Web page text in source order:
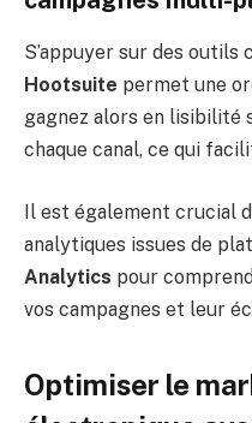
S’appuyer sur des outils
Hootsuite permet une
gagnez alors en lisibilité
chaque canal, ce qui
Il est également crucial
analytiques issues de
Analytics pour
vos campagnes et leur
Optimiser le